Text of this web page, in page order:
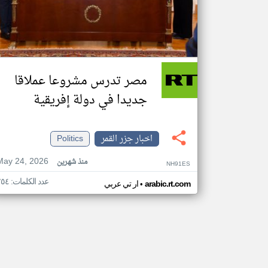
مصر تدرس مشروعا عملاقا
جديدا في دولة إفريقية
اخبار جزر القمر
Politics
24, 2026
منذ شهرين NH91ES
ار تي عربي• arabic.rt.com عدد الكلمات: ٢٥٤